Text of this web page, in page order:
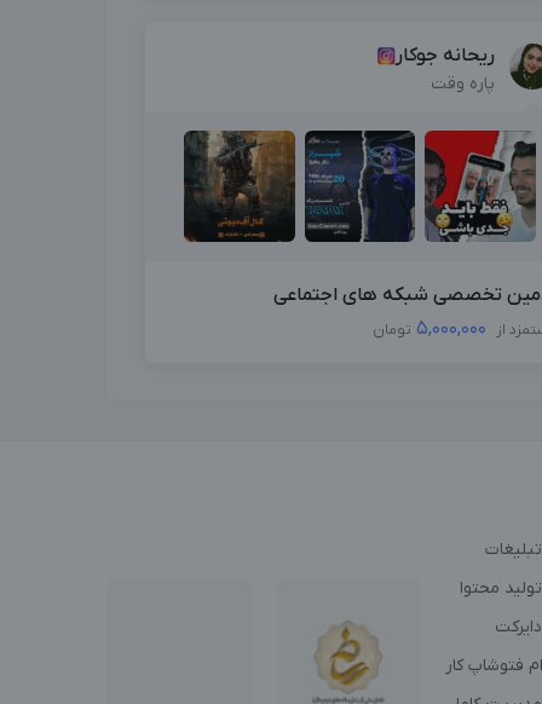
ریحانه جوکار
پاره وقت
تخصصی شبکه های اجتماعی
از 5,000,000 تومان
محتوا
فتوشاپ کار